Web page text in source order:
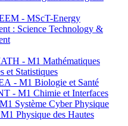
- MScT-Energy
: Science Technology &
- M1 Mathématiques
et Statistiques
- M1 Biologie et Santé
- M1 Chimie et Interfaces
Système Cyber Physique
Physique des Hautes